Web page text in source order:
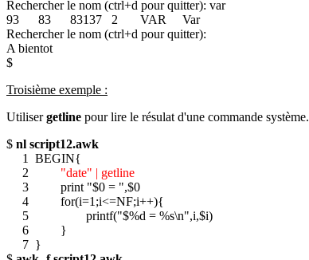
Rechercher le nom (ctrl+d pour quitter): var
93 83 83137 2 VAR Var
Rechercher le nom (ctrl+d pour quitter):
A bientot
$
Troisième exemple :
Utilisergetline pour lire le résulat d'une commande système.
$ nl script12.awk
1 BEGIN{
2
"date" | getline
3 print "$0 = ",$0
4 for(i=1;i<=NF;i++){
5 printf("$%d = %s\n",i,$i)
6 }
7 }